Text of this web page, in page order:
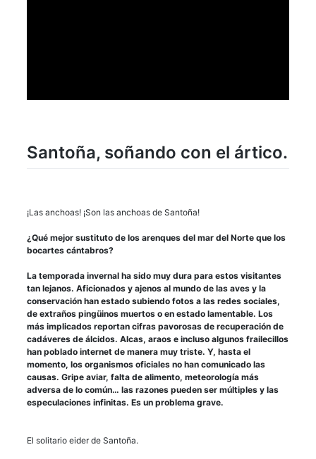
Santoña, soñando con el ártico.
¡Las anchoas! ¡Son las anchoas de Santoña!
¿Qué mejor sustituto de los arenques del mar del Norte que los
bocartes cántabros?
La temporada invernal ha sido muy dura para estos visitantes
tan lejanos. Aficionados y ajenos al mundo de las aves y la
conservación han estado subiendo fotos a las redes sociales,
de extraños pingüinos muertos o en estado lamentable. Los
más implicados reportan cifras pavorosas de recuperación de
cadáveres de álcidos. Alcas, araos e incluso algunos frailecillos
han poblado internet de manera muy triste. Y, hasta el
momento, los organismos oficiales no han comunicado las
causas. Gripe aviar, falta de alimento, meteorología más
adversa de lo común… las razones pueden ser múltiples y las
especulaciones infinitas. Es un problema grave.
El solitario eider de Santoña.